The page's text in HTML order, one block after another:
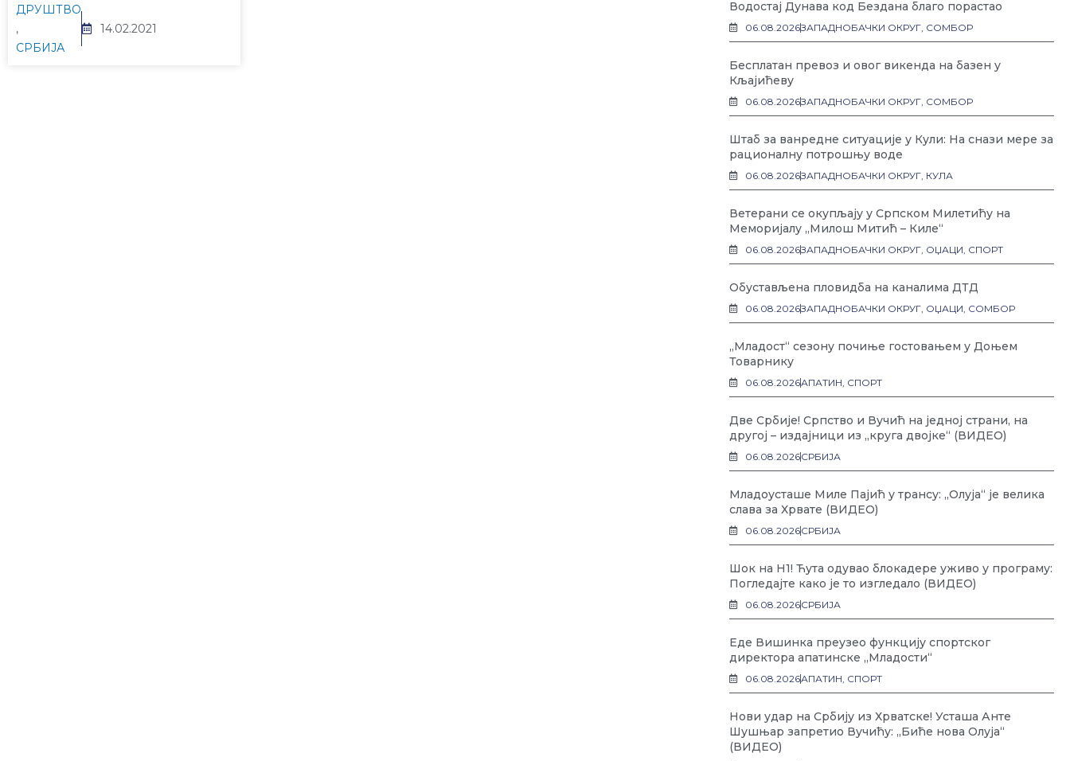
ДРУШТВО
,
СРБИЈА
14.02.2021
Водостај Дунава код Бездана благо порастао
06.08.2026ЗАПАДНОБАЧКИ ОКРУГ, СОМБОР
Бесплатан превоз и овог викенда на базен у
Кљајићеву
06.08.2026ЗАПАДНОБАЧКИ ОКРУГ, СОМБОР
Штаб за ванредне ситуације у Кули: На снази мере за
рационалну потрошњу воде
06.08.2026ЗАПАДНОБАЧКИ ОКРУГ, КУЛА
Ветерани се окупљају у Српском Милетићу на
Меморијалу „Милош Митић – Киле“
06.08.2026ЗАПАДНОБАЧКИ ОКРУГ, ОЏАЦИ, СПОРТ
Обустављена пловидба на каналима ДТД
06.08.2026ЗАПАДНОБАЧКИ ОКРУГ, ОЏАЦИ, СОМБОР
„Младост“ сезону почиње гостовањем у Доњем
Товарнику
06.08.2026АПАТИН, СПОРТ
Две Србије! Српство и Вучић на једној страни, на
другој – издајници из „круга двојке“ (ВИДЕО)
06.08.2026СРБИЈА
Младоусташе Миле Пајић у трансу: „Олуја“ је велика
слава за Хрвате (ВИДЕО)
06.08.2026СРБИЈА
Шок на Н1! Ћута одувао блокадере уживо у програму:
Погледајте како је то изгледало (ВИДЕО)
06.08.2026СРБИЈА
Еде Вишинка преузео функцију спортског
директора апатинске „Младости“
06.08.2026АПАТИН, СПОРТ
Нови удар на Србију из Хрватске! Усташа Анте
Шушњар запретио Вучићу: „Биће нова Олуја“
(ВИДЕО)